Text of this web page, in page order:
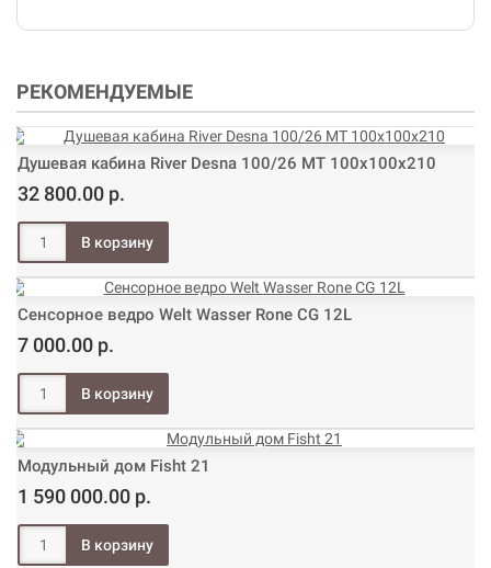
РЕКОМЕНДУЕМЫЕ
Душевая кабина River Desna 100/26 МТ 100х100х210
32 800.00 р.
Сенсорное ведро Welt Wasser Rone CG 12L
7 000.00 р.
Модульный дом Fisht 21
1 590 000.00 р.